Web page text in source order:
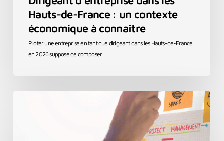
Hauts-de-France : un contexte
économique à connaître
Piloter une entreprise en tant que dirigeant dans les Hauts-de-France
en 2026 suppose de composer…